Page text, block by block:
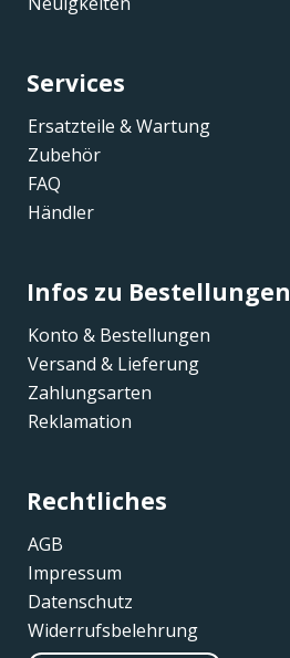
Services
Ersatzteile & Wartung
Zubehör
FAQ
Händler
Infos zu Bestellungen
Konto & Bestellungen
Versand & Lieferung
Zahlungsarten
Reklamation
Rechtliches
AGB
Impressum
Datenschutz
Widerrufsbelehrung